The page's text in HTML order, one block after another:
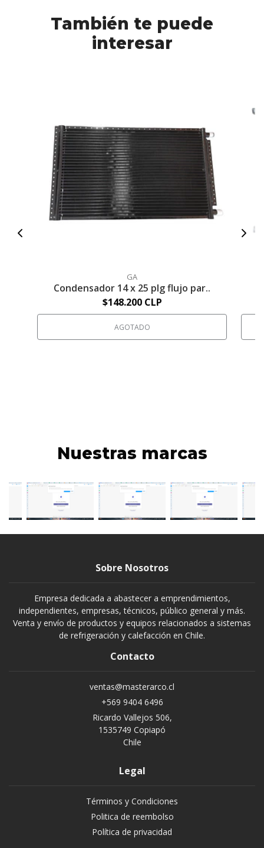
También te puede
interesar
GA
Condensador 14 x 25 plg flujo par..
$148.200 CLP
AGOTADO
Nuestras marcas
Sobre Nosotros
Empresa dedicada a abastecer a emprendimientos,
independientes, empresas, técnicos, público general y más.
Venta y envío de productos y equipos relacionados a sistemas
de refrigeración y calefacción en Chile.
Contacto
ventas@masterarco.cl
+569 9404 6496
Ricardo Vallejos 506,
1535749 Copiapó
Chile
Legal
Términos y Condiciones
Politica de reembolso
Política de privacidad